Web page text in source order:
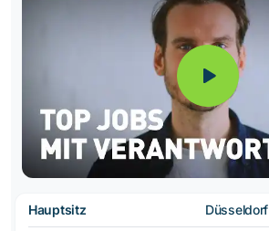
Hauptsitz Düsseldorf